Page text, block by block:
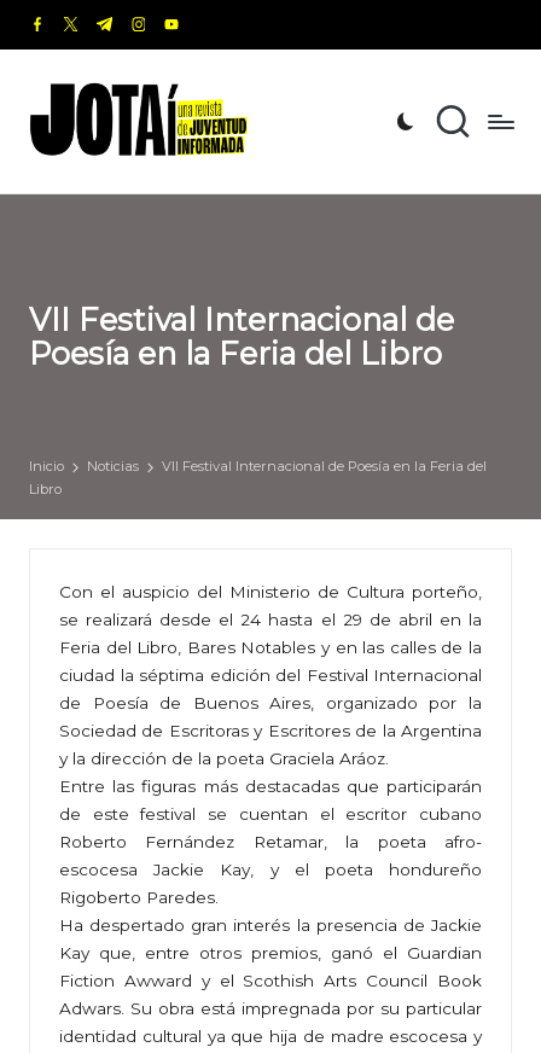
Saltar
contenido
facebook.com
twitter.com
t.me instagram.com
youtube.com
o
t
revista
de
Informada
VII Festival Internacional de
Poesía en la Feria del Libro
Inicio Noticias
VII Festival Internacional de Poesía en la Feria del
Libro
Con el auspicio del Ministerio de Cultura porteño,
se realizará desde el 24 hasta el 29 de abril en la
Feria del Libro, Bares Notables y en las calles de la
ciudad la séptima edición del Festival Internacional
de Poesía de Buenos Aires, organizado por la
Sociedad de Escritoras y Escritores de la Argentina
y la dirección de la poeta Graciela Aráoz.
Entre las figuras más destacadas que participarán
de este festival se cuentan el escritor cubano
Roberto Fernández Retamar, la poeta afro-
escocesa Jackie Kay, y el poeta hondureño
Rigoberto Paredes.
Ha despertado gran interés la presencia de Jackie
Kay que, entre otros premios, ganó el Guardian
Fiction Awward y el Scothish Arts Council Book
Adwars. Su obra está impregnada por su particular
identidad cultural ya que hija de madre escocesa y